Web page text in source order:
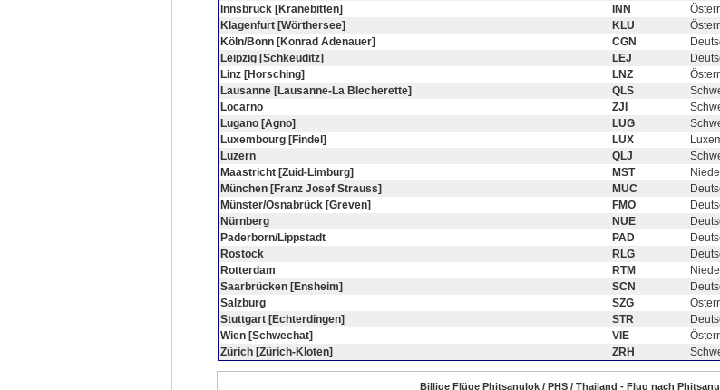
Innsbruck [Kranebitten]
INN
Klagenfurt [Wörthersee]
KLU
Köln/Bonn [Konrad Adenauer]
CGN
Leipzig [Schkeuditz]
LEJ
Linz [Horsching]
LNZ
Lausanne [Lausanne-La Blecherette]
QLS
Locarno
ZJI
Lugano [Agno]
LUG
Luxembourg [Findel]
LUX
Luzern
QLJ
Maastricht [Zuid-Limburg]
MST
München [Franz Josef Strauss]
MUC
Münster/Osnabrück [Greven]
FMO
Nürnberg
NUE
Paderborn/Lippstadt
PAD
Rostock
RLG
Rotterdam
RTM
Saarbrücken [Ensheim]
SCN
Salzburg
SZG
Stuttgart [Echterdingen]
STR
Wien [Schwechat]
VIE
Zürich [Zürich-Kloten]
ZRH
Billige Flüge Phitsanulok / PHS / Thailand - Flug nach